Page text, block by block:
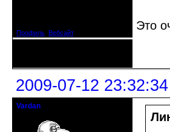
Профиль Вебсайт
Это
2009-07-12 23:32:34
Vardan